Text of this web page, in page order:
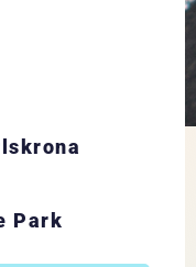
Park